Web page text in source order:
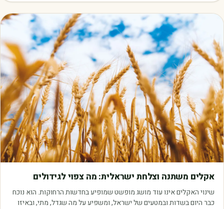
אקלים משתנה וצלחת ישראלית: מה צפוי לגידולים
שינוי האקלים אינו עוד מושג מופשט שמופיע בחדשות הרחוקות. הוא נוכח
כבר היום בשדות ובמטעים של ישראל, ומשפיע על מה שגדל, מתי, ובאיזו